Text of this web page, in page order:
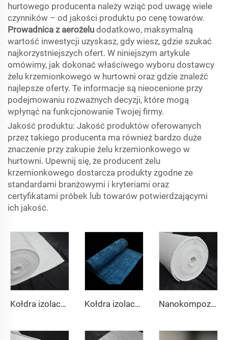
hurtowego producenta należy wziąć pod uwagę wiele
czynników – od jakości produktu po cenę towarów.
Prowadnica z aerożelu dodatkowo, maksymalną
wartość inwestycji uzyskasz, gdy wiesz, gdzie szukać
najkorzystniejszych ofert. W niniejszym artykule
omówimy, jak dokonać właściwego wyboru dostawcy
żelu krzemionkowego w hurtowni oraz gdzie znaleźć
najlepsze oferty. Te informacje są nieocenione przy
podejmowaniu rozważnych decyzji, które mogą
wpłynąć na funkcjonowanie Twojej firmy.
Jakość produktu: Jakość produktów oferowanych
przez takiego producenta ma również bardzo duże
znaczenie przy zakupie żelu krzemionkowego w
hurtowni. Upewnij się, że producent żelu
krzemionkowego dostarcza produkty zgodne ze
standardami branżowymi i kryteriami oraz
certyfikatami próbek lub towarów potwierdzającymi
ich jakość.
Kołdra izolacyjna z aerogelu 200℃ Kołdra izolacyjna z aerogelu 350℃ Nanokompozytowe kołdry izolacyjne 650℃